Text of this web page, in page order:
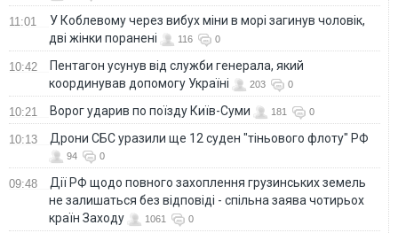
11:01
У Коблевому через вибух міни в морі загинув чоловік,
дві жінки поранені
116 0
10:42
Пентагон усунув від служби генерала, який
координував допомогу Україні
203 0
10:21 Ворог ударив по поїзду Київ-Суми 181 0
10:13 Дрони СБС уразили ще 12 суден "тіньового флоту" РФ
94 0
09:48
Дії РФ щодо повного захоплення грузинських земель
не залишаться без відповіді - спільна заява чотирьох
країн Заходу
1061 0